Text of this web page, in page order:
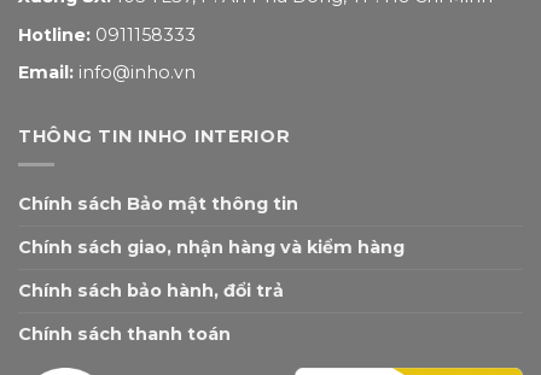
Hotline: 0911158333
Email: info@inho.vn
THÔNG TIN INHO INTERIOR
Chính sách Bảo mật thông tin
Chính sách giao, nhận hàng và kiểm hàng
Chính sách bảo hành, đổi trả
Chính sách thanh toán